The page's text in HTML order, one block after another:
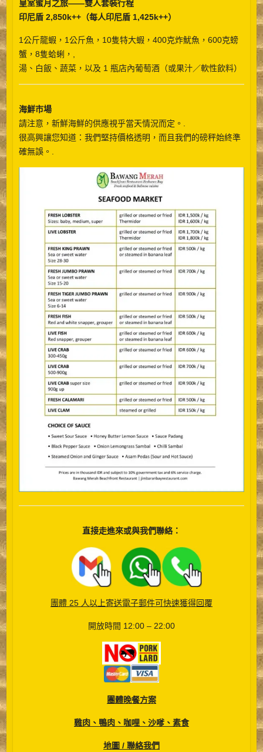
皇室蜜月之旅——雙人套裝行程
印尼盾 2,850k++（每人印尼盾 1,425k++）
1公斤龍蝦，1公斤魚，10隻特大蝦，400克炸魷魚，600克螃
蟹，8隻蛤蜊，,
湯、白飯、蔬菜，以及 1 瓶店內葡萄酒（或果汁／軟性飲料）
海鮮市場
請注意，新鮮海鮮的供應視乎當天情況而定。.
很高興讓您知道：我們堅持價格透明，而且我們的磅秤始終準
確無誤。.
直接走進來或與我們聯絡：
團體 25 人以上寄送電子郵件可快速獲得回覆
開放時間 12:00 – 22:00
團體晚餐方案
雞肉、鴨肉、咖哩、沙嗲、素食
地圖 / 聯絡我們